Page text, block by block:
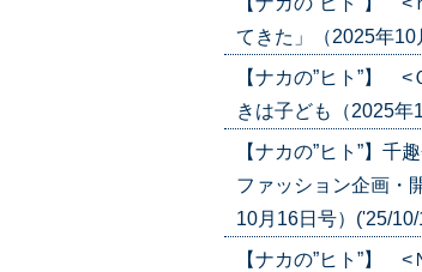
てきた」（2025年
【ナカの”ヒト”】
きは子ども（2025年
【ナカの”ヒト”】
ファッション企画・
10月16日号）('25/
【ナカの”ヒト”】